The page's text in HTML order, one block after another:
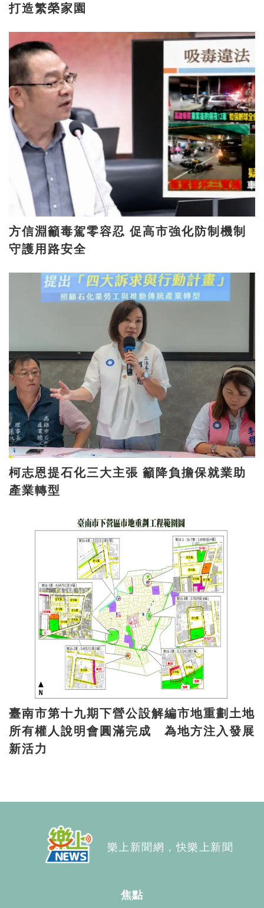
打造繁榮家園
方信淵籲毒駕零容忍 促高市強化防制機制
守護用路安全
柯志恩提石化三大主張 籲降負擔保就業助
產業轉型
臺南市第十九期下營公設解編市地重劃土地
所有權人說明會圓滿完成 為地方注入發展
新活力
樂上新聞網，快樂上新聞
焦點